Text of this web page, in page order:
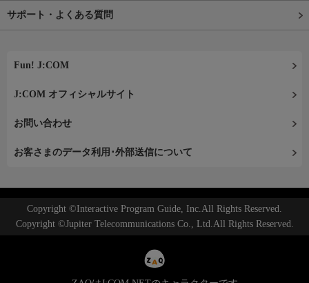
サポート・よくある質問
Fun! J:COM
J:COM オフィシャルサイト
お問い合わせ
お客さまのデータ利用･外部送信について
Copyright ©Interactive Program Guide, Inc.All Rights Reserved.
Copyright ©Jupiter Telecommunications Co., Ltd.All Rights Reserved.